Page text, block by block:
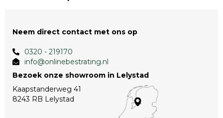
Neem direct contact met ons op
0320 - 219170
info@onlinebestrating.nl
Bezoek onze showroom in Lelystad
Kaapstanderweg 41
8243 RB Lelystad